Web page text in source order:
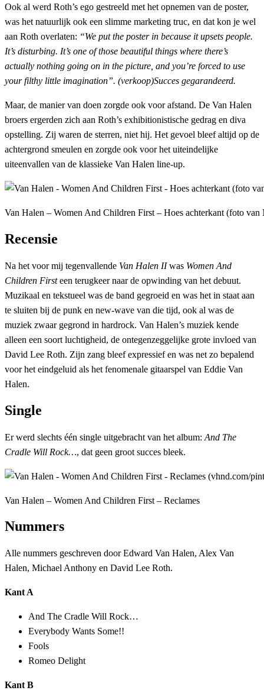
Ook al werd Roth’s ego gestreeld met het opnemen van de poster,
was het natuurlijk ook een slimme marketing truc, en dat kon je wel
aan Roth overlaten: “We put the poster in because it upsets people.
It’s disturbing. It’s one of those beautiful things where there’s
actually nothing going on in the picture, and you’re forced to use
your filthy little imagination”. (verkoop)Succes gegarandeerd.
Maar, de manier van doen zorgde ook voor afstand. De Van Halen
broers ergerden zich aan Roth’s exhibitionistische gedrag en diva
opstelling. Zij waren de sterren, niet hij. Het gevoel bleef altijd op de
achtergrond smeulen en zorgde ook voor het uiteindelijke
uiteenvallen van de klassieke Van Halen line-up.
Van Halen – Women And Children First – Hoes achterkant (foto van
Recensie
Na het voor mij tegenvallende Van Halen IIwas Women And
Children Firsteen terugkeer naar de opwinding van het debuut.
Muzikaal en tekstueel was de band gegroeid en was het in staat aan
te sluiten bij de punk en new-wave van die tijd, ook al was de
muziek zwaar gegrond in hardrock. Van Halen’s muziek kende
alleen een soort luchtigheid, de ontegenzeggelijke grote invloed van
David Lee Roth. Zijn zang bleef expressief en was net zo bepalend
voor het eindgeluid als het fenomenale gitaarspel van Eddie Van
Halen.
Single
Er werd slechts één single uitgebracht van het album: And The
Cradle Will Rock…, dat geen groot succes bleek.
Van Halen – Women And Children First – Reclames
Nummers
Alle nummers geschreven door Edward Van Halen, Alex Van
Halen, Michael Anthony en David Lee Roth.
Kant A
And The Cradle Will Rock…
Everybody Wants Some!!
Fools
Romeo Delight
Kant B